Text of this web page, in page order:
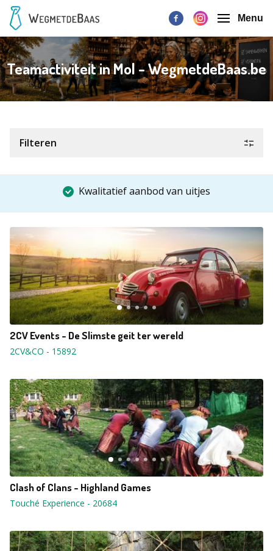
Menu
Teamactiviteit in Mol - WegmetdeBaas.be
Filteren
Kwalitatief aanbod van uitjes
2CV Events - De Slimste geit ter wereld
2CV&CO - 15892
Clash of Clans - Highland Games
Touché Experience - 20684